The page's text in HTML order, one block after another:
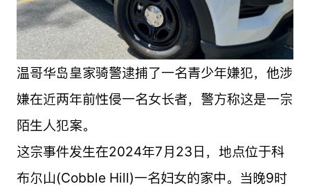
温哥华岛皇家骑警逮捕了一名青少年嫌犯，他涉
嫌在近两年前性侵一名女长者，警方称这是一宗
陌生人犯案。
这宗事件发生在2024年7月23日，地点位于科
布尔山(Cobble Hill)一名妇女的家中。当晚9时